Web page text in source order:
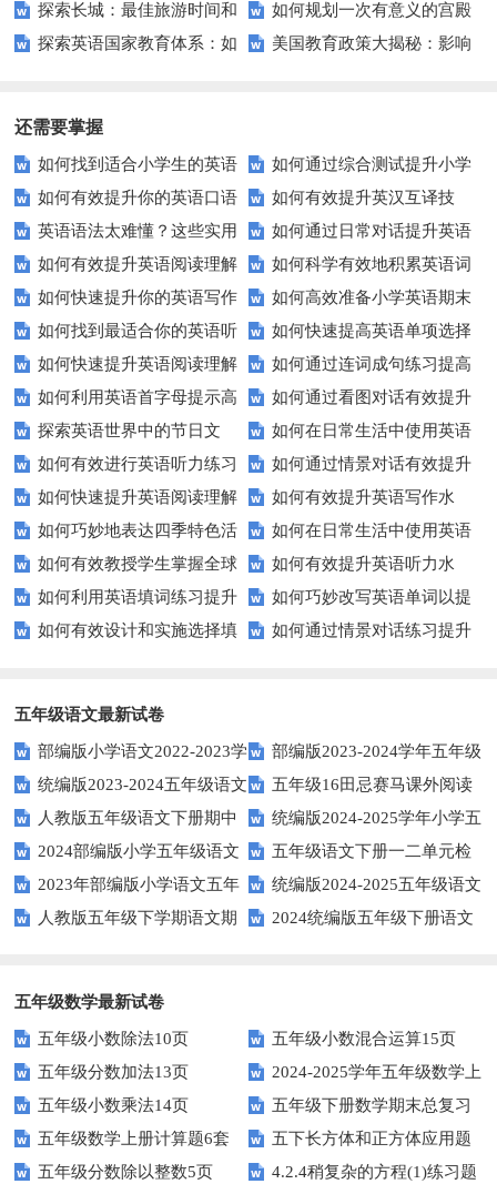
星？背后的故事你知道吗？
的照片？
探索长城：最佳旅游时间和
路线指南？
如何规划一次有意义的宫殿
博物馆之旅？
探索英语国家教育体系：如
美国教育政策大揭秘：影响
还需要掌握
如何找到适合小学生的英语
听力练习资源？
如何通过综合测试提升小学
生英语听说读写技能？
如何有效提升你的英语口语
表达能力？这5个技巧让你说一
口流利英语！
如何有效提升英汉互译技
巧？这些方法让你翻译更精准！
英语语法太难懂？这些实用
技巧让你轻松掌握！
如何通过日常对话提升英语
口语能力？试试这5个方法！
如何有效提升英语阅读理解
能力？这些技巧让你事半功倍！
如何科学有效地积累英语词
汇？
如何快速提升你的英语写作
技巧？这些建议助你一臂之力
如何高效准备小学英语期末
评估？这些技巧助你轻松过关！
如何找到最适合你的英语听
力测试？
如何快速提高英语单项选择
题的得分？
如何快速提升英语阅读理解
能力？这些技巧你必须知道！
如何通过连词成句练习提高
英语水平？
如何利用英语首字母提示高
效完成填空题？
如何通过看图对话有效提升
英语口语水平？
探索英语世界中的节日文
化：您知道这些传统吗？
如何在日常生活中使用英语
进行有效沟通？——实用英语口
语技巧
如何有效进行英语听力练习
以快速提升？
如何通过情景对话有效提升
英语口语水平？
如何快速提升英语阅读理解
能力？这些技巧你必须知道！
如何有效提升英语写作水
平？这里有五个实用建议！
如何巧妙地表达四季特色活
动？这些建议让您的活动更加丰
富多彩！
如何在日常生活中使用英语
进行有效问答？——实用技巧分
享
如何有效教授学生掌握全球
通用的日期表达？
如何有效提升英语听力水
平？这些测试技巧要知道！
如何利用英语填词练习提升
词汇量？这里有5个高效方法值
如何巧妙改写英语单词以提
升文章魅力？
如何有效设计和实施选择填
如何通过情景对话练习提升
五年级语文最新试卷
部编版小学语文2022-2023学
年上期五年级期末试题
部编版2023-2024学年五年级
语文下学期期末考前质量冲刺卷
统编版2023-2024五年级语文
下册期中阶段调研卷
五年级16田忌赛马课外阅读
练习题及答案
人教版五年级语文下册期中
试题及参考答案
统编版2024-2025学年小学五
年级语文上册期中试卷
2024部编版小学五年级语文
下学期期末测试卷
五年级语文下册一二单元检
测题
2023年部编版小学语文五年
级下册期末模拟题
统编版2024-2025五年级语文
第一学期期末测试卷
人教版五年级下学期语文期
2024统编版五年级下册语文
五年级数学最新试卷
五年级小数除法10页
五年级小数混合运算15页
五年级分数加法13页
2024-2025学年五年级数学上
册期末素养测评卷（考试版A4
人教版）
五年级小数乘法14页
五年级下册数学期末总复习
题——选择题专项练习
五年级数学上册计算题6套
五下长方体和正方体应用题
专项训练
五年级分数除以整数5页 4.2.4稍复杂的方程(1)练习题